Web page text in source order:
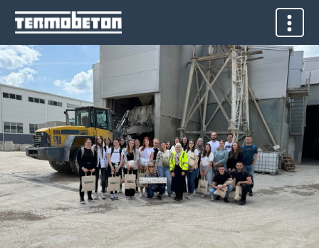
Posjeta studenata Građevinskog fakulteta UNSA 2024
Posted on8. Maja 2024.8. Maja 2024.